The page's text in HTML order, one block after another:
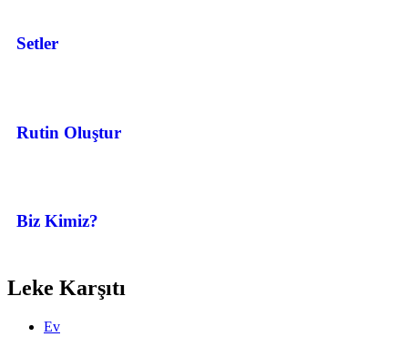
Setler
Rutin Oluştur
Biz Kimiz?
Leke Karşıtı
Ev